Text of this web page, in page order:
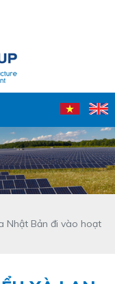
Nhật Bản đi vào hoạt